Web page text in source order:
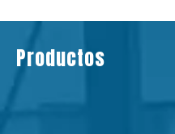
Productos